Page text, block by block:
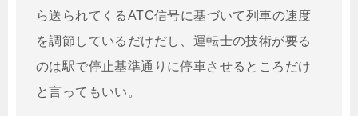
ら送られてくるATC信号に基づいて列車の速度
を調節しているだけだし、運転士の技術が要る
のは駅で停止基準通りに停車させるところだけ
と言ってもいい。